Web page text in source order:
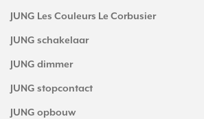
JUNG Les Couleurs Le Corbusier
JUNG schakelaar
JUNG dimmer
JUNG stopcontact
JUNG opbouw